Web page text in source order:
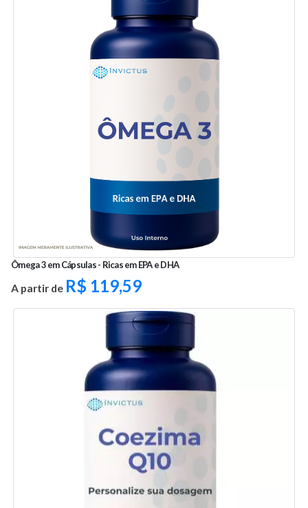
Ômega 3 em Cápsulas - Ricas em EPA e DHA
A partir de R$ 119,59